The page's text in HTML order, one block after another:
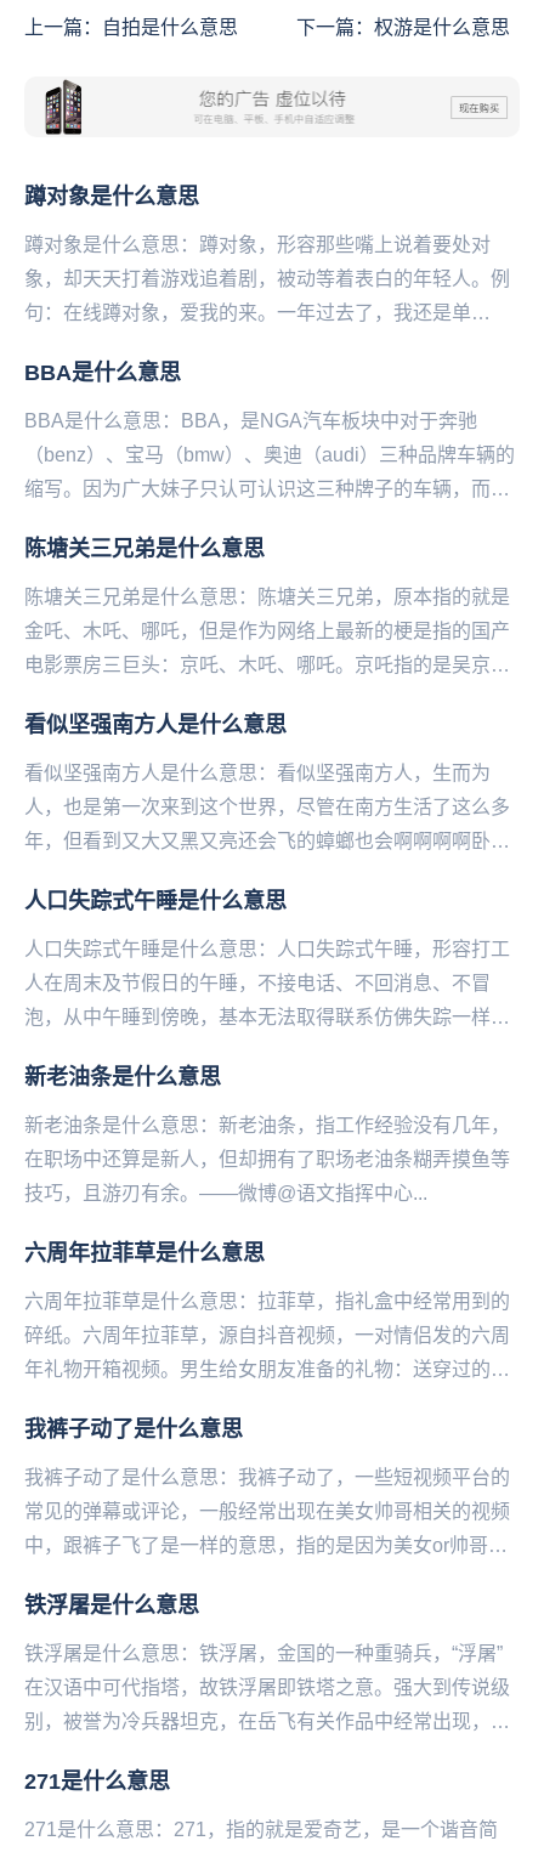
上一篇： 自拍是什么意思 下一篇：权游是什么意思
蹲对象是什么意思
蹲对象是什么意思：蹲对象，形容那些嘴上说着要处对
象，却天天打着游戏追着剧，被动等着表白的年轻人。例
句：在线蹲对象，爱我的来。一年过去了，我还是单
BBA是什么意思
BBA是什么意思：BBA，是NGA汽车板块中对于奔驰
（benz）、宝马（bmw）、奥迪（audi）三种品牌车辆的
缩写。因为广大妹子只认可认识这三种牌子的车辆，而被
陈塘关三兄弟是什么意思
陈塘关三兄弟是什么意思：陈塘关三兄弟，原本指的就是
金吒、木吒、哪吒，但是作为网络上最新的梗是指的国产
电影票房三巨头：京吒、木吒、哪吒。京吒指的是吴京主
看似坚强南方人是什么意思
看似坚强南方人是什么意思：看似坚强南方人，生而为
人，也是第一次来到这个世界，尽管在南方生活了这么多
年，但看到又大又黑又亮还会飞的蟑螂也会啊啊啊啊卧槽
人口失踪式午睡是什么意思
人口失踪式午睡是什么意思：人口失踪式午睡，形容打工
人在周末及节假日的午睡，不接电话、不回消息、不冒
泡，从中午睡到傍晚，基本无法取得联系仿佛失踪一样。
新老油条是什么意思
新老油条是什么意思：新老油条，指工作经验没有几年，
在职场中还算是新人，但却拥有了职场老油条糊弄摸鱼等
技巧，且游刃有余。——微博@语文指挥中心...
六周年拉菲草是什么意思
六周年拉菲草是什么意思：拉菲草，指礼盒中经常用到的
碎纸。六周年拉菲草，源自抖音视频，一对情侣发的六周
年礼物开箱视频。男生给女朋友准备的礼物：送穿过的棉
我裤子动了是什么意思
我裤子动了是什么意思：我裤子动了，一些短视频平台的
常见的弹幕或评论，一‌‌‌‌‌‌‌‌‌‌‌般经常出现在美女帅哥相关的视频
中，跟裤子飞了是一样的意思，指的是因为美女or帅哥太
铁浮屠是什么意思
铁浮屠是什么意思：铁浮屠，金国的一种重骑兵，“浮屠”
在汉语中可代指塔，故铁浮屠即铁塔之意。强大到传说级
别，被誉为冷兵器坦克‌‌‌‌‌‌‌‌‌‌‌，在岳飞有关作品中经常出现，但
271是什么意思
271是什么意思：271，指的就是爱奇艺，是一个谐音简